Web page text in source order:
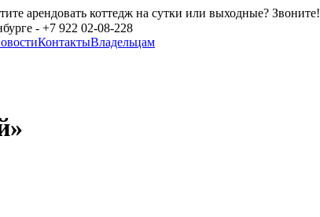
арендовать коттедж на сутки или выходные? Звоните!
КонтактыВладельцам